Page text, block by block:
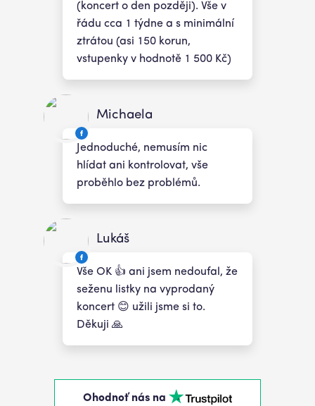
(koncert o den později). Vše v
řádu cca 1 týdne a s minimální
ztrátou (asi 150 korun,
vstupenky v hodnotě 1 500 Kč)
Michaela
Jednoduché, nemusím nic
hlídat ani kontrolovat, vše
proběhlo bez problémů.
Lukáš
Vše OK 👍 ani jsem nedoufal, že
seženu listky na vyprodaný
koncert 😊 užili jsme si to.
Děkuji 🙏
Ohodnoť nás na